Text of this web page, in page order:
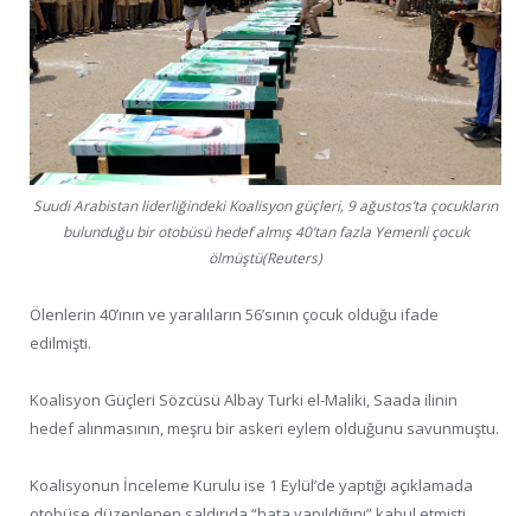
Suudi Arabistan liderliğindeki Koalisyon güçleri, 9 ağustos’ta çocukların
bulunduğu bir otobüsü hedef almış 40’tan fazla Yemenli çocuk
ölmüştü(Reuters)
Ölenlerin 40’ının ve yaralıların 56’sının çocuk olduğu ifade
edilmişti.
Koalisyon Güçleri Sözcüsü Albay Turki el-Maliki, Saada ilinin
hedef alınmasının, meşru bir askeri eylem olduğunu savunmuştu.
Koalisyonun İnceleme Kurulu ise 1 Eylül’de yaptığı açıklamada